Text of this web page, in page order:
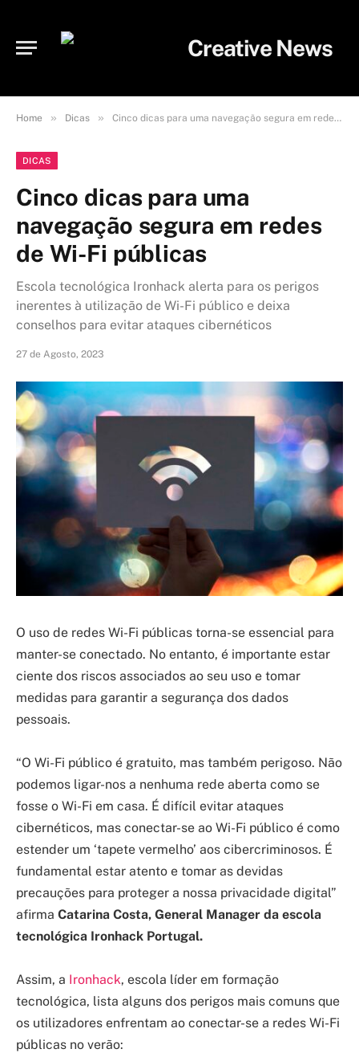
Home » Dicas » Cinco dicas para uma navegação segura em redes de Wi-Fi públicas
DICAS
Cinco dicas para uma
navegação segura em redes
de Wi-Fi públicas
Escola tecnológica Ironhack alerta para os perigos
inerentes à utilização de Wi-Fi público e deixa
conselhos para evitar ataques cibernéticos
27 de Agosto, 2023
O uso de redes Wi-Fi públicas torna-se essencial para
manter-se conectado. No entanto, é importante estar
ciente dos riscos associados ao seu uso e tomar
medidas para garantir a segurança dos dados
pessoais.
“O Wi-Fi público é gratuito, mas também perigoso. Não
podemos ligar-nos a nenhuma rede aberta como se
fosse o Wi-Fi em casa. É difícil evitar ataques
cibernéticos, mas conectar-se ao Wi-Fi público é como
estender um ‘tapete vermelho’ aos cibercriminosos. É
fundamental estar atento e tomar as devidas
precauções para proteger a nossa privacidade digital”
afirma Catarina Costa, General Manager da escola
tecnológica Ironhack Portugal.
Assim, a Ironhack, escola líder em formação
tecnológica, lista alguns dos perigos mais comuns que
os utilizadores enfrentam ao conectar-se a redes Wi-Fi
públicas no verão: